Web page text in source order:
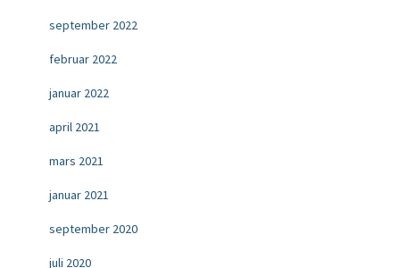
september 2022
februar 2022
januar 2022
april 2021
mars 2021
januar 2021
september 2020
juli 2020